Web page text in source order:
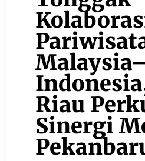
Malaysia–
Riau
Sinergi